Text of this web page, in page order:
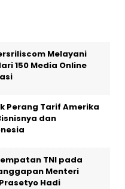
Melayani
150 Media Online
Perang Tarif Amerika
dan
TNI pada
Menteri
Hadi